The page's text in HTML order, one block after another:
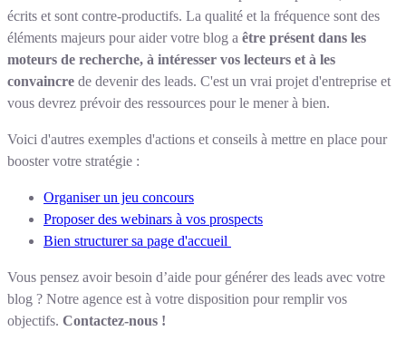
écrits et sont contre-productifs. La qualité et la fréquence sont des
éléments majeurs pour aider votre blog a être présent dans les
moteurs de recherche, à intéresser vos lecteurs et à les
convaincre de devenir des leads. C'est un vrai projet d'entreprise et
vous devrez prévoir des ressources pour le mener à bien.
Voici d'autres exemples d'actions et conseils à mettre en place pour
booster votre stratégie :
Organiser un jeu concours
Proposer des webinars à vos prospects
Bien structurer sa page d'accueil
Vous pensez avoir besoin d’aide pour générer des leads avec votre
blog ? Notre agence est à votre disposition pour remplir vos
objectifs. Contactez-nous !